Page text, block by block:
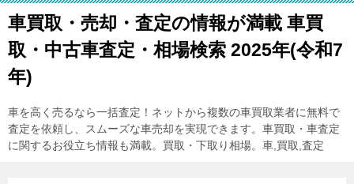
車買取・売却・査定の情報が満載 車買
取・中古車査定・相場検索 2025年(令和7
年)
車を高く売るなら一括査定！ネットから複数の車買取業者に無料で
査定を依頼し、スムーズな車売却を実現できます。車買取・車査定
に関するお役立ち情報も満載。買取・下取り相場。車,買取,査定